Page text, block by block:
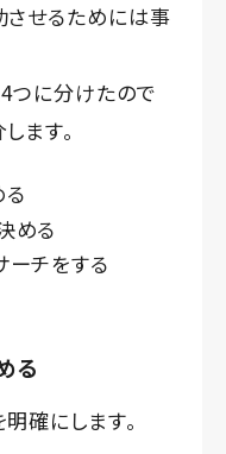
せるためには事
つに分けたので
ます。
める
チをする
る
確にします。